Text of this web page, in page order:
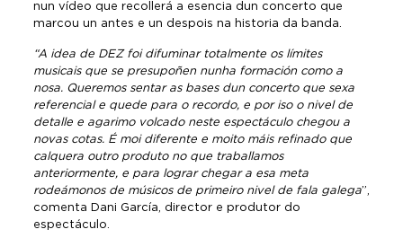
nun vídeo que recollerá a esencia dun concerto que
marcou un antes e un despois na historia da banda.
“A idea de DEZ foi difuminar totalmente os límites
musicais que se presupoñen nunha formación como a
nosa. Queremos sentar as bases dun concerto que sexa
referencial e quede para o recordo, e por iso o nivel de
detalle e agarimo volcado neste espectáculo chegou a
novas cotas. É moi diferente e moito máis refinado que
calquera outro produto no que traballamos
anteriormente, e para lograr chegar a esa meta
rodeámonos de músicos de primeiro nivel de fala galega”,
comenta Dani García, director e produtor do
espectáculo.